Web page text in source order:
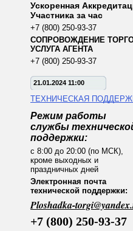
Ускоренная
Участника за час
+7 (800) 250-93-37
СОПРОВОЖДЕНИЕ
УСЛУГА АГЕНТА
+7 (800) 250-93-37
21.01.2024 11:00
ТЕХНИЧЕСКАЯ
Режим работы
службы
поддержки:
с 8:00 до 20:00 (по МСК),
кроме выходных и
праздничных дней
Электронная почта
технической поддержки:
Ploshadka-
+7 (800) 250-93-37